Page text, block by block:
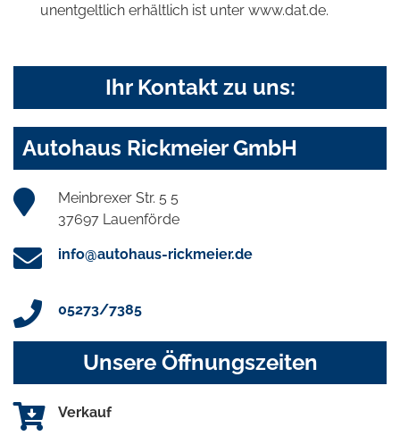
unentgeltlich erhältlich ist unter www.dat.de.
Ihr Kontakt zu uns:
Autohaus Rickmeier GmbH
Meinbrexer Str. 5 5
37697 Lauenförde
info@autohaus-rickmeier.de
05273/7385
Unsere Öffnungszeiten
Verkauf